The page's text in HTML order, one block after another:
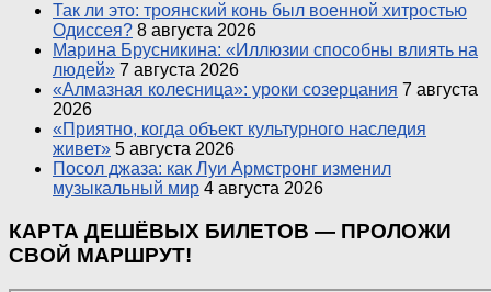
Так ли это: троянский конь был военной хитростью
Одиссея? 8 августа 2026
Марина Брусникина: «Иллюзии способны влиять на
людей» 7 августа 2026
«Алмазная колесница»: уроки созерцания 7 августа
2026
«Приятно, когда объект культурного наследия
живет» 5 августа 2026
Посол джаза: как Луи Армстронг изменил
музыкальный мир 4 августа 2026
КАРТА ДЕШЁВЫХ БИЛЕТОВ — ПРОЛОЖИ
СВОЙ МАРШРУТ!